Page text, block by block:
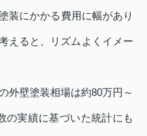
装にかかる費用に幅があり
えると、リズムよくイメー
外壁塗装相場は約80万円～
の実績に基づいた統計にも